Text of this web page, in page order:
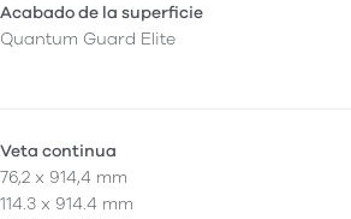
Acabado de la superficie
Quantum Guard Elite
Veta continua
76,2 x 914,4 mm
114.3 x 914.4 mm